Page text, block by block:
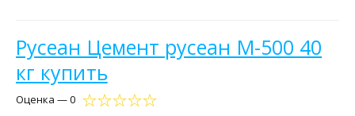
Русеан Цемент русеан М-500 40
кг купить
Оценка — 0